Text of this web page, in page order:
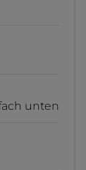
unten